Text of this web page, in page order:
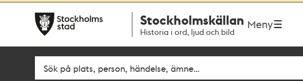
navigationen
huvudinnehållet
Stockholmskällan
Historia i ord, ljud och bild
Meny
Fritextsök